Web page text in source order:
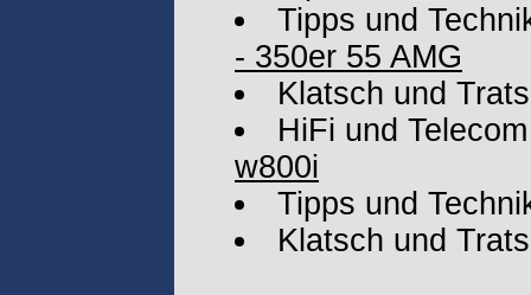
Tipps und
- 350er 55 AMG
Klatsch und
HiFi und Telecom
w800i
Tipps und
Klatsch und